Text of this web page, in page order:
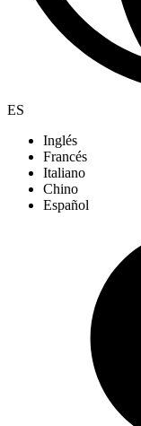
ES
Inglés
Francés
Italiano
Chino
Español